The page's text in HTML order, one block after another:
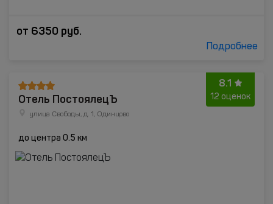
от 6350 руб.
Подробнее
8.1
12 оценок
Отель ПостоялецЪ
улица Свободы, д. 1, Одинцово
до центра 0.5 км